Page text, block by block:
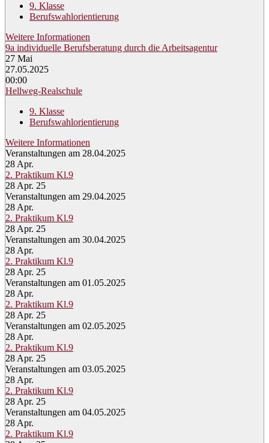
9. Klasse
Berufswahlorientierung
Weitere Informationen
9a individuelle Berufsberatung durch die Arbeitsagentur
27 Mai
27.05.2025
00:00
Hellweg-Realschule
9. Klasse
Berufswahlorientierung
Weitere Informationen
Veranstaltungen am 28.04.2025
28 Apr.
2. Praktikum Kl.9
28 Apr. 25
Veranstaltungen am 29.04.2025
28 Apr.
2. Praktikum Kl.9
28 Apr. 25
Veranstaltungen am 30.04.2025
28 Apr.
2. Praktikum Kl.9
28 Apr. 25
Veranstaltungen am 01.05.2025
28 Apr.
2. Praktikum Kl.9
28 Apr. 25
Veranstaltungen am 02.05.2025
28 Apr.
2. Praktikum Kl.9
28 Apr. 25
Veranstaltungen am 03.05.2025
28 Apr.
2. Praktikum Kl.9
28 Apr. 25
Veranstaltungen am 04.05.2025
28 Apr.
2. Praktikum Kl.9